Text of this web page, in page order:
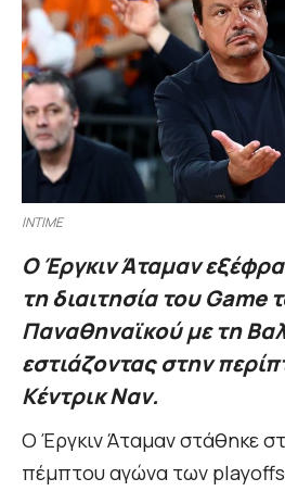
INTIME
Ο Έργκιν Άταμαν
τη διαιτησία του Game
Παναθηναϊκού με τη
εστιάζοντας στην
Κέντρικ Ναν.
Ο Έργκιν Άταμαν στάθηκε
πέμπτου αγώνα των